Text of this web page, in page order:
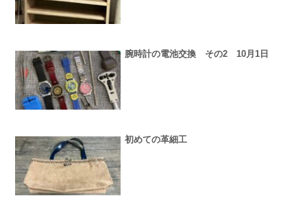
腕時計の電池交換 その2 10月1日
初めての革細工